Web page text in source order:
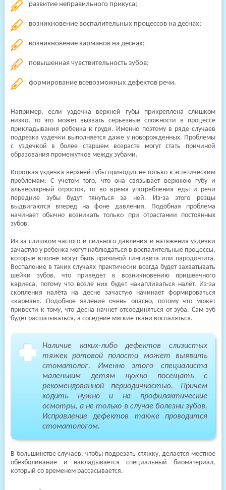
развитие неправильного прикуса;
возникновение воспалительных процессов на деснах;
возникновение карманов на деснах;
повышенная чувствительность зубов;
формирование всевозможных дефектов речи.
Например, если уздечка верхней губы прикреплена слишком
низко, то это может вызвать серьезные сложности в процессе
прикладывания ребенка к груди. Именно поэтому в ряде случаев
подрезка уздечки выполняется даже у новорожденных. Проблемы
с уздечкой в более старшем возрасте могут стать причиной
образования промежутков между зубами.
Короткая уздечка верхней губы приводит не только к эстетическим
проблемам. С учетом того, что она связывает верхнюю губу и
альвеолярный отросток, то во время употребления еды и речи
передние зубы будут тянуться за ней. Из-за этого резцы
выдвигаются вперед на фоне давления. Подобная проблема
начинает обычно возникать только при отрастании постоянных
зубов.
Из-за слишком частого и сильного давления и натяжения уздечки
зачастую у ребенка могут наблюдаться в воспалительные процессы,
которые вполне могут быть причиной гингивита или пародонтита.
Воспаление в таких случаях практически всегда будет захватывать
шейки зубов, что приведет к возникновению пришеечного
кариеса, потому что возле них будет накапливаться налёт. Из-за
скопления налёта на десне зачастую начинает формироваться
«карман». Подобное явление очень опасно, потому что может
привести к тому, что десна начнет отсоединяться от зуба. Сам зуб
будет расшатываться, а соседние мягкие ткани воспаляться.
Наличие каких-либо дефектов слизистых
тяжек ротовой полости может выявить
стоматолог. Именно этого специалиста
маленьким детям нужно посещать с
рекомендованной периодичностью. Причем
ходить нужно и на профилактические
осмотры, а не только в случае болезни зубов.
Исправление дефектов также проводится
стоматологом.
В большинстве случаев, чтобы подрезать стяжку, делается местное
обезболивание и накладывается специальный биоматериал,
который со временем рассасывается.